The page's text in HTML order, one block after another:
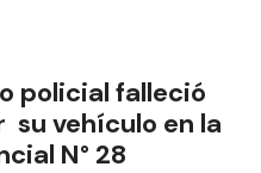
policial falleció
su vehículo en la
N° 28